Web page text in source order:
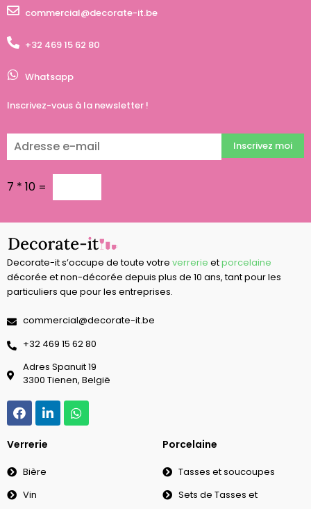
commercial@decorate-it.be
+32 469 15 62 80
Whatsapp
Inscrivez-vous à la newsletter !
7 * 10 =
Inscrivez moi
Decorate-it s’occupe de toute votre verrerie etporcelaine
décorée et non-décorée depuis plus de 10 ans, tant pour les
particuliers que pour les entreprises.
commercial@decorate-it.be
‭+32 469 15 62 80‬
Adres Spanuit 19
3300 Tienen, België
Verrerie
Bière
Vin
Porcelaine
Tasses et soucoupes
Sets de Tasses et